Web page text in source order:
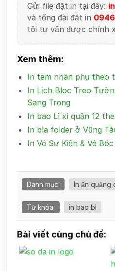
Gửi file đặt in tại đây:
và tổng đài đặt in
tôi tư vấn được chính
Xem thêm:
In tem nhãn phụ theo
In Lịch Bloc Treo
Sang Trọng
In bao Lì xì quận 12
In bìa folder ở Vũng
In Vé Sự Kiện & Vé
Danh mục: In ấn quảng
Từ khóa: in bao bì
Bài viết cùng chủ đề: